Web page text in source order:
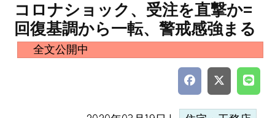
コロナショック、受注を直撃か=
回復基調から一転、警戒感強まる
全文公開中